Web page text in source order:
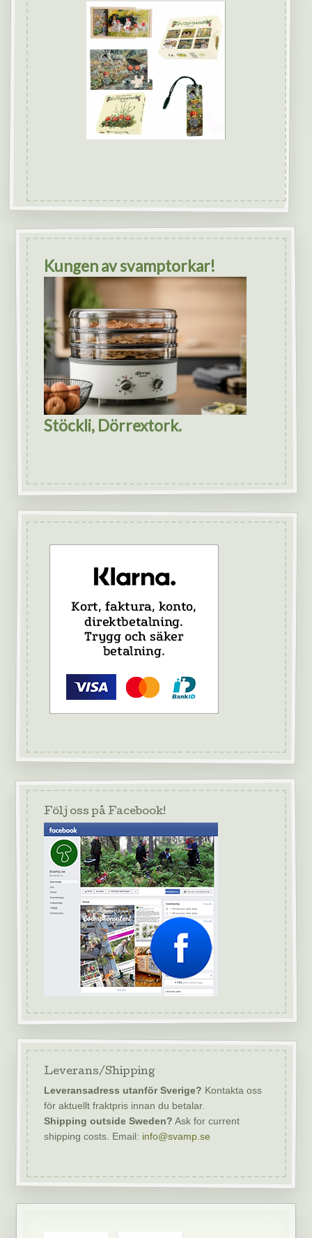
Kungen av svamptorkar!
Stöckli, Dörrextork.
Följ oss på Facebook!
Leverans/Shipping
Leveransadress utanför Sverige? Kontakta oss
för aktuellt fraktpris innan du betalar.
Shipping outside Sweden? Ask for current
shipping costs. Email: info@svamp.se